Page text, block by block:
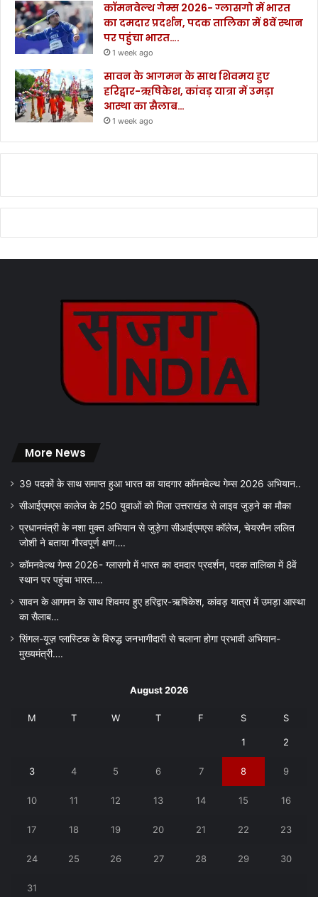
कॉमनवेल्थ गेम्स 2026- ग्लासगो में भारत
का दमदार प्रदर्शन, पदक तालिका में 8वें स्थान
पर पहुंचा भारत….
1 week ago
सावन के आगमन के साथ शिवमय हुए
हरिद्वार-ऋषिकेश, कांवड़ यात्रा में उमड़ा
आस्था का सैलाब…
1 week ago
More News
39 पदकों के साथ समाप्त हुआ भारत का यादगार कॉमनवेल्थ गेम्स 2026 अभियान..
सीआईएमएस कालेज के 250 युवाओं को मिला उत्तराखंड से लाइव जुड़ने का मौका
प्रधानमंत्री के नशा मुक्त अभियान से जुड़ेगा सीआईएमएस कॉलेज, चेयरमैन ललित
जोशी ने बताया गौरवपूर्ण क्षण….
कॉमनवेल्थ गेम्स 2026- ग्लासगो में भारत का दमदार प्रदर्शन, पदक तालिका में 8वें
स्थान पर पहुंचा भारत….
सावन के आगमन के साथ शिवमय हुए हरिद्वार-ऋषिकेश, कांवड़ यात्रा में उमड़ा आस्था
का सैलाब…
सिंगल-यूज़ प्लास्टिक के विरुद्ध जनभागीदारी से चलाना होगा प्रभावी अभियान-
मुख्यमंत्री….
August 2026
M T W T F S S
1 2
3 4 5 6 7 8 9
10 11 12 13 14 15 16
17 18 19 20 21 22 23
24 25 26 27 28 29 30
31